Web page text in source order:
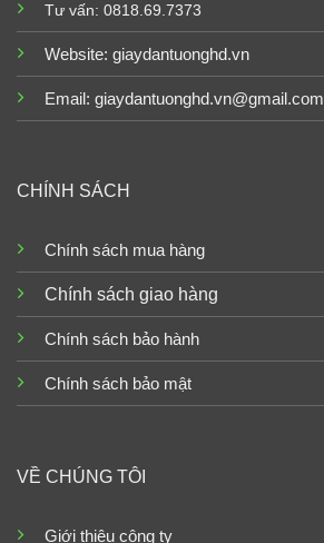
Tư vấn: 0818.69.7373
Website: giaydantuonghd.vn
Email: giaydantuonghd.vn@gmail.com
CHÍNH SÁCH
Chính sách mua hàng
Chính sách giao hàng
Chính sách bảo hành
Chính sách bảo mật
VỀ CHÚNG TÔI
Giới thiệu công ty